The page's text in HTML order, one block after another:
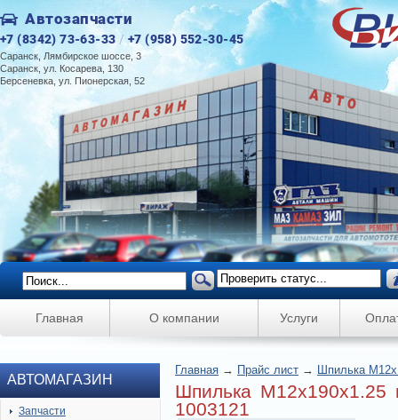
Автозапчасти
+7 (8342) 73-63-33 /+7 (958) 552-30-45
Саранск, Лямбирское шоссе, 3
Саранск, ул. Косарева, 130
Берсеневка, ул. Пионерская, 52
Главная О компании Услуги
АВТОМАГАЗИН
Запчасти
Главная → Прайс лист → Шпилька
Шпилька М12х190х1.25
1003121